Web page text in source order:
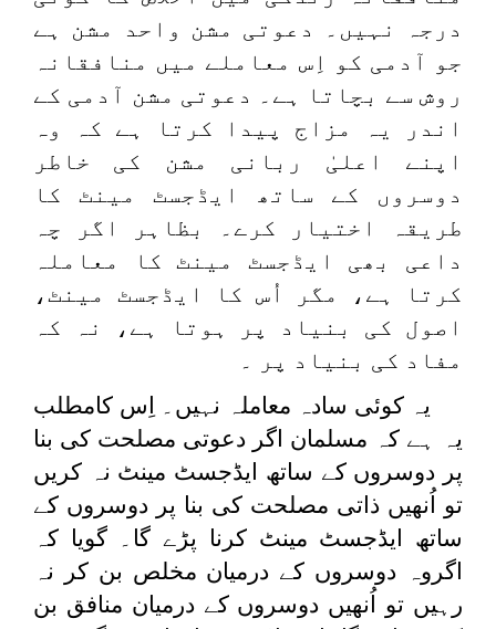
درجہ نہیں۔ دعوتی مشن واحد مشن ہے
جو آدمی کو اِس معاملے میں منافقانہ
روش سے بچاتا ہے۔ دعوتی مشن آدمی کے
اندر یہ مزاج پیدا کرتا ہے کہ وہ
اپنے اعلیٰ ربانی مشن کی خاطر
دوسروں کے ساتھ ایڈجسٹ مینٹ کا
طریقہ اختیار کرے۔ بظاہر اگر چہ
داعی بھی ایڈجسٹ مینٹ کا معاملہ
کرتا ہے، مگر اُس کا ایڈجسٹ مینٹ،
اصول کی بنیاد پر ہوتا ہے، نہ کہ
مفاد کی بنیاد پر ۔
یہ کوئی سادہ معاملہ نہیں۔ اِس کامطلب
یہ ہے کہ مسلمان اگر دعوتی مصلحت کی بنا
پر دوسروں کے ساتھ ایڈجسٹ مینٹ نہ کریں
تو اُنھیں ذاتی مصلحت کی بنا پر دوسروں کے
ساتھ ایڈجسٹ مینٹ کرنا پڑے گا۔ گویا کہ
اگروہ دوسروں کے درمیان مخلص بن کر نہ
رہیں تو اُنھیں دوسروں کے درمیان منافق بن